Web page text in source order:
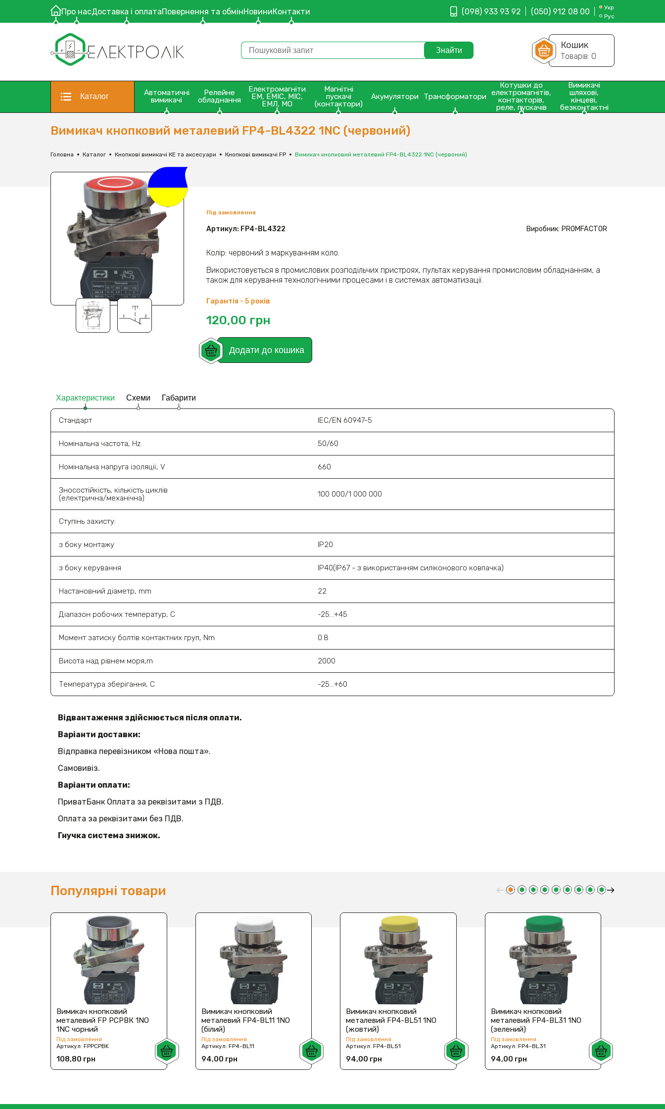
Про насДоставка і оплатаПовернення та обмінНовиниКонтакти (098) 933 93 92 (050) 912 08 00
Укр
Рус
Кошик
Товарів: 0
Каталог
Автоматичні
вимикачі
Релейне
обладнання
Електромагніти
ЕМ, ЕМІС, МІС,
ЕМЛ, МО
Магнітні
пускачі
(контактори)
Акумулятори Трансформатори
Котушки до
електромагнітів,
контакторів,
реле, пускачів
Вимикачі
шляхові,
кінцеві,
безконтактні
Вимикач кнопковий металевий FP4-BL4322 1NC (червоний)
Головна Каталог Кнопкові вимикачі КЕ та аксесуари Кнопкові вимикачі FP Вимикач кнопковий металевий FP4-BL4322 1NC (червоний)
Під замовлення
Артикул: FP4-BL4322 Виробник: PROMFACTOR
Колір: червоний з маркуванням коло.
Використовується в промислових розподільчих пристроях, пультах керування промисловим обладнанням, а
також для керування технологічними процесами і в системах автоматизації.
Гарантія - 5 років
120,00 грн
Додати до кошика
Характеристики Схеми Габарити
Стандарт IEC/EN 60947-5
Номінальна частота, Hz 50/60
Номінальна напруга ізоляції, V 660
Зносостійкість, кількість циклів
(електрична/механічна)
100 000/1 000 000
Ступінь захисту:
з боку монтажу IP20
з боку керування IP40(IP67 - з використанням силіконового ковпачка)
Настановний діаметр, mm 22
Діапазон робочих температур, С -25...+45
Момент затиску болтів контактних груп, Nm 0.8
Висота над рівнем моря,m 2000
Температура зберігання, С -25...+60
Відвантаження здійснюється після оплати.
Варіанти доставки:
Відправка перевізником «Нова пошта».
Самовивіз.
Варіанти оплати:
ПриватБанк Оплата за реквізитами з ПДВ.
Оплата за реквізитами без ПДВ.
Гнучка система знижок.
Популярні товари
Вимикач кнопковий
металевий FP PCPВК 1NO
1NC чорний
Під замовлення
Артикул:FPPCPBK
108,80 грн
Вимикач кнопковий
металевий FP4-BL11 1NO
(білий)
Під замовлення
Артикул: FP4-BL11
94,00 грн
Вимикач кнопковий
металевий FP4-BL51 1NO
(жовтий)
Під замовлення
Артикул:FP4-BL51
94,00 грн
Вимикач кнопковий
металевий FP4-BL31 1NO
(зелений)
Під замовлення
Артикул: FP4-BL31
94,00 грн